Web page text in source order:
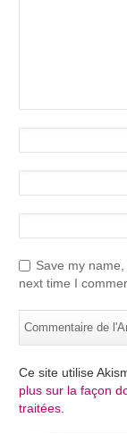
Save my
next time I
Ce site utilise
plus sur la façon
traitées